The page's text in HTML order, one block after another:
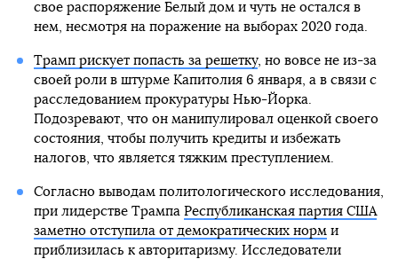
свое распоряжение Белый дом и чуть не остался в
нем, несмотря на поражение на выборах 2020 года.
Трамп рискует попасть за решетку, но вовсе не из-за
своей роли в штурме Капитолия 6 января, а в связи с
расследованием прокуратуры Нью-Йорка.
Подозревают, что он манипулировал оценкой своего
состояния, чтобы получить кредиты и избежать
налогов, что является тяжким преступлением.
Согласно выводам политологического исследования,
при лидерстве Трампа Республиканская партия США
заметно отступила от демократических норми
приблизилась к авторитаризму. Исследователи